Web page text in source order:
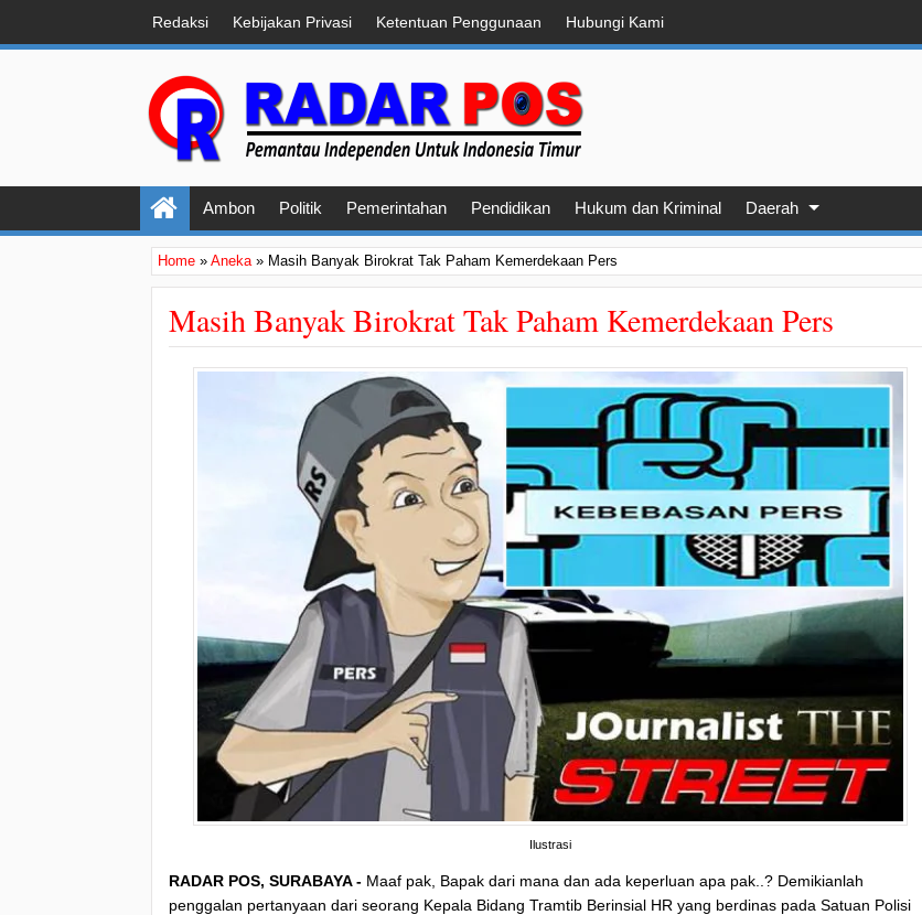
Redaksi Kebijakan Privasi Ketentuan Penggunaan Hubungi Kami
Ambon Politik Pemerintahan Pendidikan Hukum dan Kriminal Daerah
Home » Aneka » Masih Banyak Birokrat Tak Paham Kemerdekaan Pers
Masih Banyak Birokrat Tak Paham Kemerdekaan Pers
Ilustrasi
RADAR POS, SURABAYA - Maaf pak, Bapak dari mana dan ada keperluan apa pak..? Demikianlah
penggalan pertanyaan dari seorang Kepala Bidang Tramtib Berinsial HR yang berdinas pada Satuan Polisi